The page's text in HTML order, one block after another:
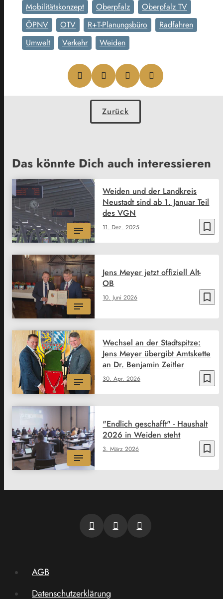
Mobilitätskonzept
Oberpfalz
Oberpfalz TV
ÖPNV
OTV R+T-Planungsbüro
Radfahren
Umwelt
Verkehr Weiden
Zurück
Das könnte Dich auch interessieren
bookmark_border
11. Dez. 2025
Weiden und der Landkreis
Neustadt sind ab 1. Januar Teil
des VGN
bookmark_border
10. Juni 2026
Jens Meyer jetzt offiziell Alt-
OB
bookmark_border
30. Apr. 2026
Wechsel an der Stadtspitze:
Jens Meyer übergibt Amtskette
an Dr. Benjamin Zeitler
bookmark_border
3. März 2026
"Endlich geschafft" - Haushalt
2026 in Weiden steht
AGB
Datenschutzerklärung